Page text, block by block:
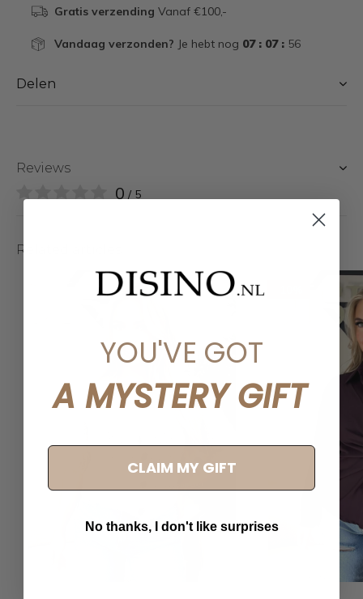
Gratis verzending Vanaf €100,-
Vandaag verzonden? Je hebt nog 07 : 07 : 55
Delen
Reviews
0 / 5
Related articles
YOU'VE GOT
A MYSTERY GIFT
CLAIM MY GIFT
No thanks, I don't like surprises